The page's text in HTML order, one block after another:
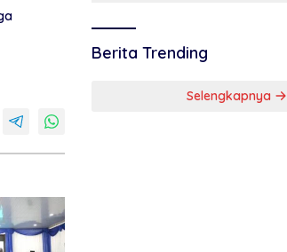
Berita Trending
Selengkapnya